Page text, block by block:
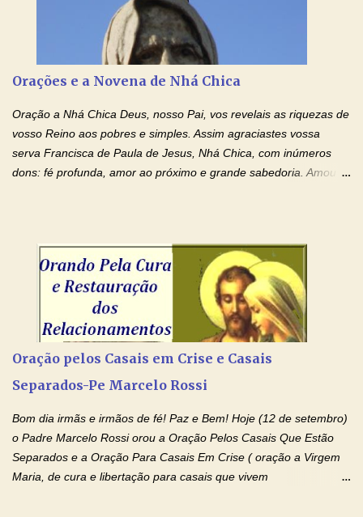
carregando as minhas cruzes. Preciso que a força e o poder de
Tuas Mãos, que suportaram a mais profunda dor ao serem
pregadas na Cruz, reergam-me e curem-me agora. Jesus, não
amo. Nós precisamos desesperadamente de cura física e
espiritual, através do toque consolador de tuas Mãos
ensanguentadas e infinitamente poderosas. Eu reconheço,
apesar de toda a minha limitação e da infinidade dos meus ...
Orações e a Novena de Nhá Chica
Oração a Nhá Chica Deus, nosso Pai, vos revelais as riquezas de
vosso Reino aos pobres e simples. Assim agraciastes vossa
serva Francisca de Paula de Jesus, Nhá Chica, com inúmeros
dons: fé profunda, amor ao próximo e grande sabedoria. Amou a
Senhor Jesus Cristo, vosso Filho, na unidade do Espírito Santo.
Amém. Novena a Nhá Chica (Oração para obter os favores
celestiais através da intercessão da Serva de Deus Nhá Chica)
(Rezar durante nove dias seguidos ou intercalados) Nhá Chica,
recorro a vós como intercessora entre a Bondade Divina e as
entregueis nas mãos do Santíssimo o meu pedido urgente (Fazer
o pedido). Acolhei, Nhá Chica, no vosso coração bondoso as
Oração pelos Casais em Crise e Casais
Separados-Pe Marcelo Rossi
Bom dia irmãs e irmãos de fé! Paz e Bem! Hoje (12 de setembro)
o Padre Marcelo Rossi orou a Oração Pelos Casais Que Estão
Separados e a Oração Para Casais Em Crise ( oração a Virgem
Maria, de cura e libertação para casais que vivem